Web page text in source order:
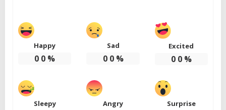
Happy
0 0 %
Sad
0 0%
Excited
0 0%
Sleepy Angry Surprise